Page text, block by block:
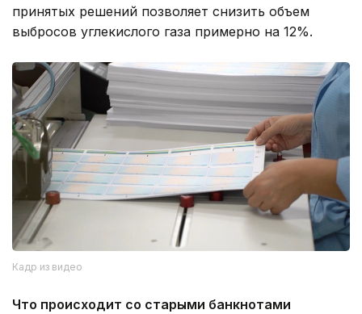
принятых решений позволяет снизить объем
выбросов углекислого газа примерно на 12%.
Кадр из видео
Что происходит со старыми банкнотами